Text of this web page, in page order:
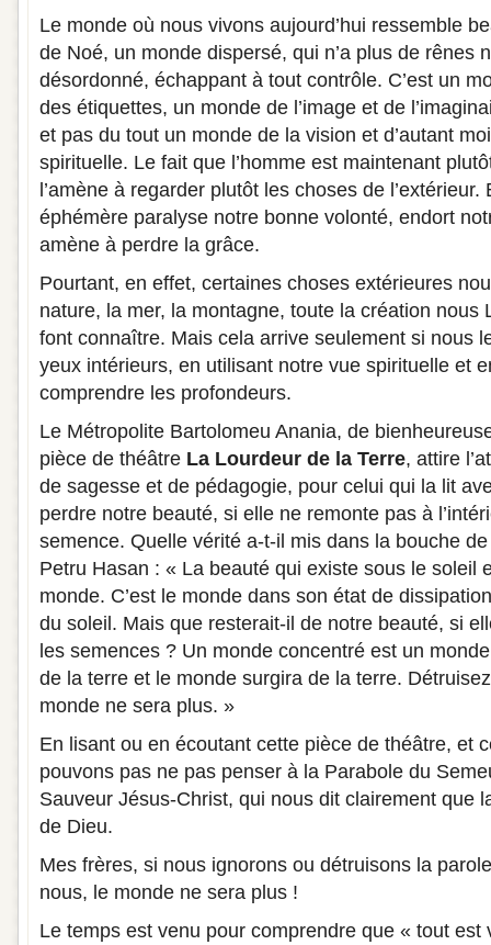
Le monde où nous vivons aujourd’hui ressemble
de Noé, un monde dispersé, qui n’a plus de rênes
désordonné, échappant à tout contrôle. C’est un
des étiquettes, un monde de l’image et de
et pas du tout un monde de la vision et d’autant
spirituelle. Le fait que l’homme est maintenant
l’amène à regarder plutôt les choses de
éphémère paralyse notre bonne volonté, endort
amène à perdre la grâce.
Pourtant, en effet, certaines choses extérieures
nature, la mer, la montagne, toute la création nous
font connaître. Mais cela arrive seulement si nous
yeux intérieurs, en utilisant notre vue spirituelle et
comprendre les profondeurs.
Le Métropolite Bartolomeu Anania, de
pièce de théâtre La Lourdeur de la Terre, attire
de sagesse et de pédagogie, pour celui qui la lit
perdre notre beauté, si elle ne remonte pas à
semence. Quelle vérité a-t-il mis dans la bouche
Petru Hasan : « La beauté qui existe sous le soleil
monde. C’est le monde dans son état de
du soleil. Mais que resterait-il de notre beauté, si
les semences ? Un monde concentré est un
de la terre et le monde surgira de la terre.
monde ne sera plus. »
En lisant ou en écoutant cette pièce de théâtre, et
pouvons pas ne pas penser à la Parabole du
Sauveur Jésus-Christ, qui nous dit clairement que
de Dieu.
Mes frères, si nous ignorons ou détruisons la
nous, le monde ne sera plus !
Le temps est venu pour comprendre que « tout est